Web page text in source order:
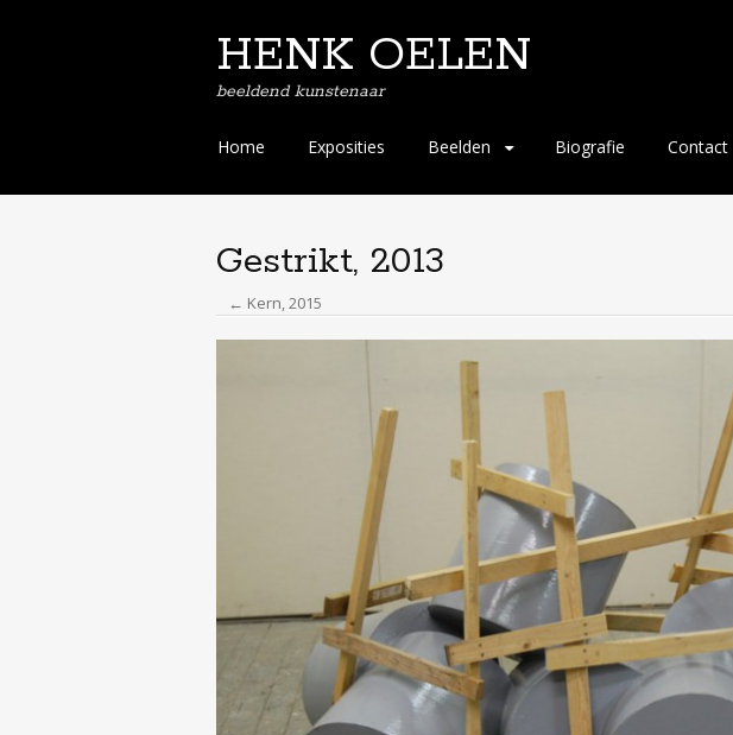
HENK OELEN
beeldend kunstenaar
Spring
de
Home Exposities Beelden Biografie Contact
Gestrikt, 2013
← Kern, 2015